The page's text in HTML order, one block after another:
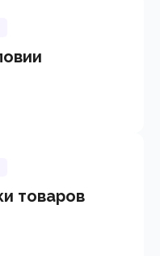
товаров